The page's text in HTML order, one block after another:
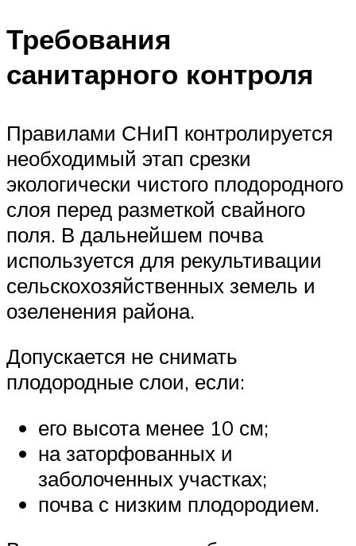
Требования
санитарного контроля
Правилами СНиП контролируется
необходимый этап срезки
экологически чистого плодородного
слоя перед разметкой свайного
поля. В дальнейшем почва
используется для рекультивации
сельскохозяйственных земель и
озеленения района.
Допускается не снимать
плодородные слои, если:
его высота менее 10 см;
на заторфованных и
заболоченных участках;
почва с низким плодородием.